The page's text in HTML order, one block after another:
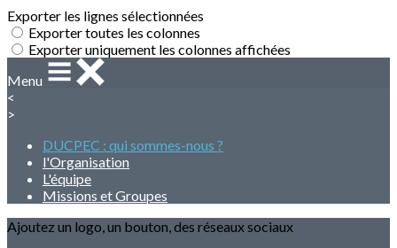
Exporter les lignes sélectionnées
Exporter toutes les colonnes
Exporter uniquement les colonnes affichées
Menu
<
>
DUCPEC : qui sommes-nous ?
l'Organisation
L'équipe
Missions et Groupes
Ajoutez un logo, un bouton, des réseaux sociaux